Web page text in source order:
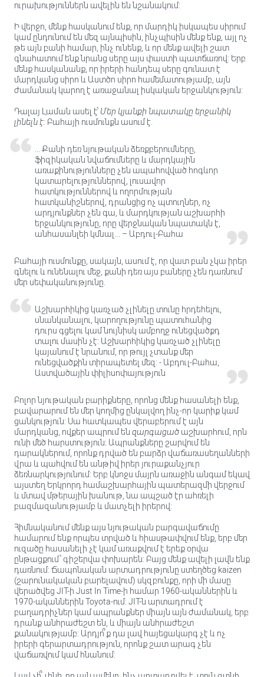
ուրախություններն ավելին են նշանակում:
Ի վերջո, մենք հասկանում ենք, որ մարդիկ իսկապես սիրում
կամ ընդունում են մեզ այնպիսին, ինչպիսին մենք ենք, այլ ոչ
թե այն բանի համար, ինչ ունենք, և որ մենք ավելի շատ
գնահատում ենք նրանց սերը այս փաստի պատճառով: Երբ
մենք հասկանանք, որ իրերի հանդեպ սերը գունատ է
մարդկանց սիրո և Աստծո սիրո համեմատությամբ, այն
ժամանակ կարող է առաջանալ իսկական երջանկություն:
Դալայ Լաման ասել է՝ Մեր կյանքի նպատակը երջանիկ
լինելն է: Բահայի ուսմունքն ասում է.
... Քանի դեռ նյութական ձեռքբերումները,
ֆիզիկական նվաճումները և մարդկային
առաքինությունները չեն ապահովված հոգևոր
կատարելություններով, լուսավոր
հատկություններով և ողորմության
հատկանիշներով, դրանցից ոչ պտուղներ, ոչ
արդյունքներ չեն գա, և մարդկության աշխարհի
երջանկությունը, որը վերջնական նպատակն է,
անհասանլեի կմնալ... – Աբդուլ-Բահա
Բահայի ուսմունքը, սակայն, ասում է, որ վատ բան չկա իրեր
գնելու և ունենալու մեջ, քանի դեռ այս բաները չեն դառնում
մեր սեփականությունը.
Աշխարհիկից կառչած չլինելը տունը հրդեհելու,
սնանկանալու, կարողությունը պատուհանից
դուրս գցելու կամ նույնիսկ ամբողջ ունեցվածքդ
տալու մասին չէ: Աշխարհիկից կառչած չլինելը
կայանում է նրանում, որ թույլ չտանք մեր
ունեցվածքին տիրապետել մեզ: - Աբդուլ-Բահա,
Աստվածային փիլիսոփայություն
Բոլոր նյութական բարիքները, որոնց մենք հասանելի ենք,
բավարարում են մեր կողմից ընկալվող ինչ-որ կարիք կամ
ցանկություն: Սա հատկապես վերաբերում է այն
մարդկանց, ովքեր ապրում են զարգացած աշխարհում, որն
ունի մեծ հարստություն։ Ապրանքները շարվում են
դարակներում, որոնք դրված են բարձր վաճառասեղանների
վրա և պահվում են անթիվ իրեր յուրաքանչյուր
ձեռնարկությունում: Երբ կնոջս մայրն առաջին անգամ եկավ
այստեղ Երկրորդ համաշխարհային պատերազմի վերջում
և մտավ մթերային խանութ, նա ապշած էր ահռելի
բազմազանությամբ և մատչելի իրերով:
Հիմնականում մենք այս նյութական բարգավաճումը
համարում ենք որպես տրված և հիասթափվում ենք, երբ մեր
ուզածը հասանելի չէ կամ առաքվում է երեք օրվա
ընթացքում՝ գիշերվա փոխարեն: Բայց մենք ավելի լավն ենք
դառնում: Ճապոնական արտադրությունը ստեղծեց kaizen
(շարունակական բարելավում) սկզբունքը, որի մի մասը
վերածվեց JIT-ի Just In Time-ի համար 1960-ականներին և
1970-ականներին Toyota-ում: JIT-ն արտադրում է
բաղադրիչներ կամ ապրանքներ միայն այն ժամանակ, երբ
դրանք անհրաժեշտ են, և միայն անհրաժեշտ
քանակությամբ: Արդյո՞ք դա լավ հայեցակարգ չէ և ոչ
իրերի գերարտադրություն, որոնք շատ արագ չեն
վաճառվում կամ հնանում: